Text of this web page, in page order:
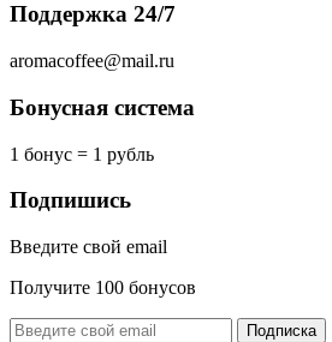
Поддержка 24/7
aromacoffee@mail.ru
Бонусная система
1 бонус = 1 рубль
Подпишись
Введите свой email
Получите 100 бонусов
Подписка